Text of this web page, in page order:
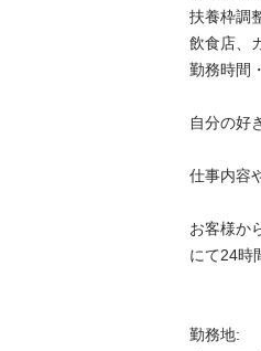
扶養枠調
飲食店、
勤務時間
自分の好
仕事内容
お客様か
にて24時
勤務地: